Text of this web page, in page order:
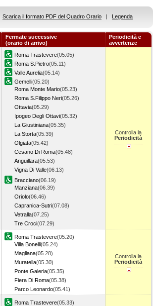
Scarica il formato PDF del Quadro Orario | Legenda
Fermate successive
(orario di arrivo)
Periodicità e
avvertenze
Roma Trastevere(05.05)
Roma S.Pietro(05.11)
Valle Aurelia(05.14)
Gemelli(05.20)
Roma Monte Mario(05.23)
Roma S.Filippo Neri(05.26)
Ottavia(05.29)
Ipogeo Degli Ottavi(05.32)
La Giustiniana(05.35)
La Storta(05.39)
Olgiata(05.42)
Cesano Di Roma(05.48)
Anguillara(05.53)
Vigna Di Valle(06.13)
Bracciano(06.19)
Manziana(06.39)
Oriolo(06.46)
Capranica-Sutri(07.08)
Vetralla(07.25)
Tre Croci(07.29)
Controlla la
Periodicità
Roma Trastevere(05.20)
Villa Bonelli(05.24)
Magliana(05.28)
Muratella(05.30)
Ponte Galeria(05.35)
Fiera Di Roma(05.38)
Parco Leonardo(05.41)
Controlla la
Periodicità
Roma Trastevere(05.33)